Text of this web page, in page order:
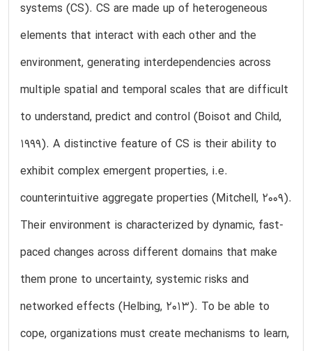
systems (CS). CS are made up of heterogeneous
elements that interact with each other and the
environment, generating interdependencies across
multiple spatial and temporal scales that are difficult
to understand, predict and control (Boisot and Child,
1999). A distinctive feature of CS is their ability to
exhibit complex emergent properties, i.e.
counterintuitive aggregate properties (Mitchell, 2009).
Their environment is characterized by dynamic, fast-
paced changes across different domains that make
them prone to uncertainty, systemic risks and
networked effects (Helbing, 2013). To be able to
cope, organizations must create mechanisms to learn,